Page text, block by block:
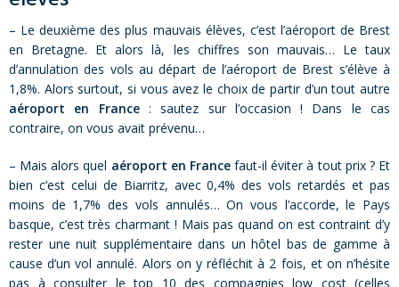
– Le deuxième des plus mauvais élèves, c’est l’aéroport de Brest
en Bretagne. Et alors là, les chiffres son mauvais… Le taux
d’annulation des vols au départ de l’aéroport de Brest s’élève à
1,8%. Alors surtout, si vous avez le choix de partir d’un tout autre
aéroport en France: sautez sur l’occasion ! Dans le cas
contraire, on vous avait prévenu…
– Mais alors quel aéroport en Francefaut-il éviter à tout prix ? Et
bien c’est celui de Biarritz, avec 0,4% des vols retardés et pas
moins de 1,7% des vols annulés… On vous l’accorde, le Pays
basque, c’est très charmant ! Mais pas quand on est contraint d’y
rester une nuit supplémentaire dans un hôtel bas de gamme à
cause d’un vol annulé. Alors on y réfléchit à 2 fois, et on n’hésite
pas à consulter le top 10 des compagnies low cost(celles